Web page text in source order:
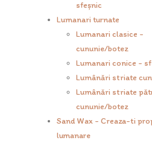
sfeșnic
Lumanari turnate
Lumanari clasice -
cununie/botez
Lumanari conice -
Lumânări striate
Lumânări striate
cununie/botez
Sand Wax - Creaza-ti
lumanare